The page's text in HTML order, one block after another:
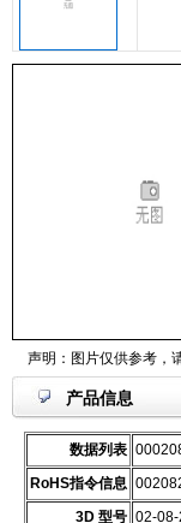
声明：图片仅供参考，
产品信息
数据列表
RoHS指令信息
3D 型号 02-